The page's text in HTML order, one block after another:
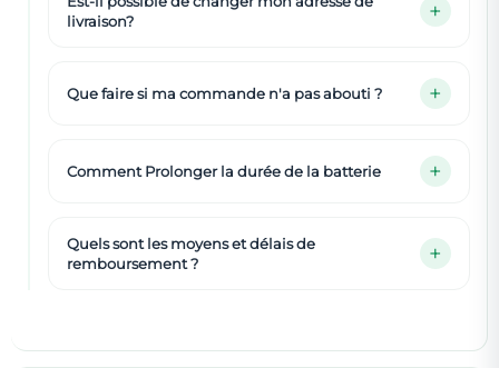
livraison?
Que faire si ma commande n'a pas abouti ?
Comment Prolonger la durée de la batterie
Quels sont les moyens et délais de
remboursement ?